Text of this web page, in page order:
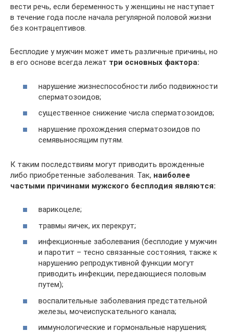
вести речь, если беременность у женщины не наступает
в течение года после начала регулярной половой жизни
без контрацептивов.
Бесплодие у мужчин может иметь различные причины, но
в его основе всегда лежат три основных фактора:
нарушение жизнеспособности либо подвижности
сперматозоидов;
существенное снижение числа сперматозоидов;
нарушение прохождения сперматозоидов по
семявыносящим путям.
К таким последствиям могут приводить врожденные
либо приобретенные заболевания. Так, наиболее
частыми причинами мужского бесплодия являются:
варикоцеле;
травмы яичек, их перекрут;
инфекционные заболевания (бесплодие у мужчин
и паротит – тесно связанные состояния, также к
нарушению репродуктивной функции могут
приводить инфекции, передающиеся половым
путем);
воспалительные заболевания предстательной
железы, мочеиспускательного канала;
иммунологические и гормональные нарушения;